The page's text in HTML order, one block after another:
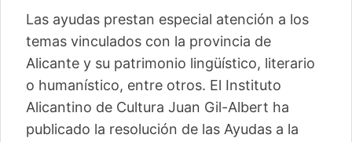
Las ayudas prestan especial atención a los
temas vinculados con la provincia de
Alicante y su patrimonio lingüístico, literario
o humanístico, entre otros. El Instituto
Alicantino de Cultura Juan Gil-Albert ha
publicado la resolución de las Ayudas a la